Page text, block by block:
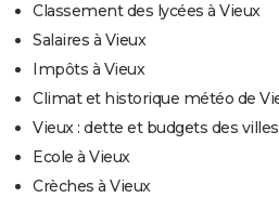
Classement des lycées à Vieux
Salaires à Vieux
Impôts à Vieux
Climat et historique météo de
Vieux : dette et budgets des villes
Ecole à Vieux
Crèches à Vieux